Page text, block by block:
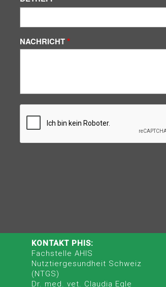
NACHRICHT
KONTAKT PHIS:
Fachstelle AHIS
Nutztiergesundheit Schweiz
(NTGS)
Dr. med. vet. Claudia Egle